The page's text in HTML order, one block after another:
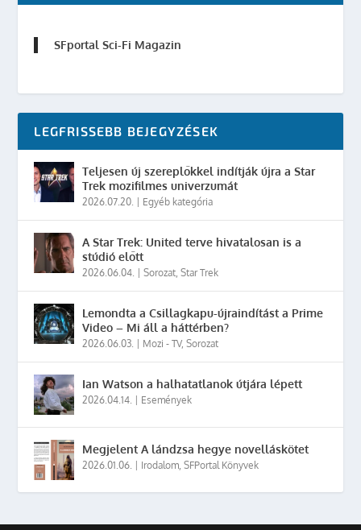
SFportal Sci-Fi Magazin
LEGFRISSEBB BEJEGYZÉSEK
Teljesen új szereplőkkel indítják újra a Star
Trek mozifilmes univerzumát
2026.07.20. Egyéb kategória
A Star Trek: United terve hivatalosan is a
stúdió előtt
2026.06.04. |Sorozat,Star Trek
Lemondta a Csillagkapu-újraindítást a Prime
Video – Mi áll a háttérben?
2026.06.03. Mozi - TV,Sorozat
Ian Watson a halhatatlanok útjára lépett
2026.04.14. Események
Megjelent A lándzsa hegye novelláskötet
2026.01.06. Irodalom,SFPortal Könyvek